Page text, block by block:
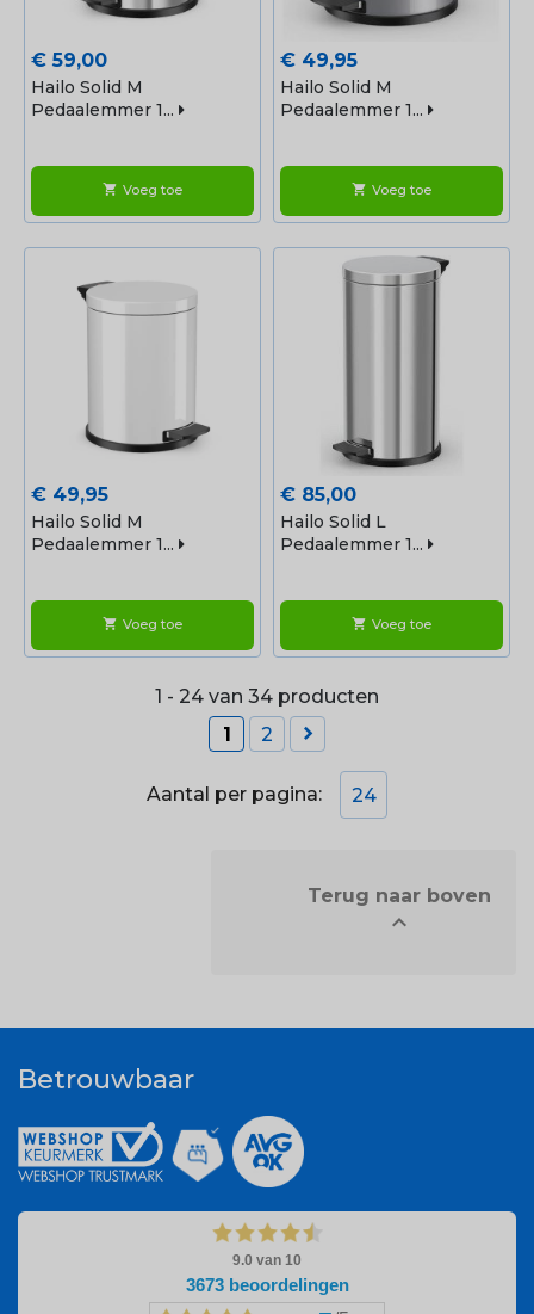
Prijs
€ 59,00
Hailo Solid M
Pedaalemmer 1...
shopping_cart Voeg toe
Prijs
€ 49,95
Hailo Solid M
Pedaalemmer 1...
shopping_cart Voeg toe
Prijs
€ 49,95
Hailo Solid M
Pedaalemmer 1...
shopping_cart Voeg toe
Prijs
€ 85,00
Hailo Solid L
Pedaalemmer 1...
shopping_cart Voeg toe
1 - 24 van 34 producten
1
2 
Aantal per pagina: 24

Betrouwbaar